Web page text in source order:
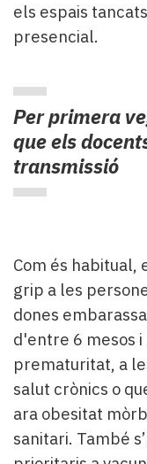
els espais
presencial.
Per primera
que els
transmissió
Com és habitual,
grip a les
dones
d'entre 6 mesos
prematuritat, a
salut crònics o
ara obesitat
sanitari. També